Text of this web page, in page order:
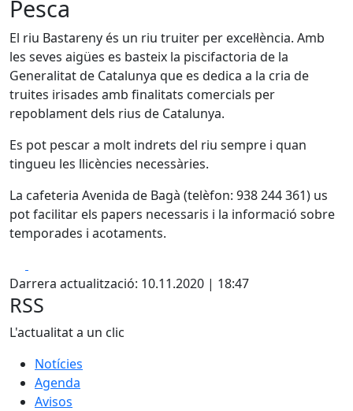
Pesca
El riu Bastareny és un riu truiter per excel·lència. Amb
les seves aigües es basteix la piscifactoria de la
Generalitat de Catalunya que es dedica a la cria de
truites irisades amb finalitats comercials per
repoblament dels rius de Catalunya.
Es pot pescar a molt indrets del riu sempre i quan
tingueu les llicències necessàries.
La cafeteria Avenida de Bagà (telèfon: 938 244 361) us
pot facilitar els papers necessaris i la informació sobre
temporades i acotaments.
Darrera actualització: 10.11.2020 | 18:47
RSS
L'actualitat a un clic
Notícies
Agenda
Avisos